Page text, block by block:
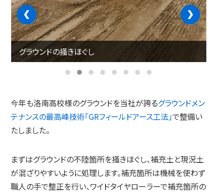
グラウンドの掻きほぐし
‹
今年も洛南高校様のグラウンドを当社が誇るグラウンドメン
テナンスの最高峰技術「GRフィールドアース工法」で整備い
たしました。
まずはグラウンドの不陸箇所を掻きほぐし、補充土と現況土
が混ざりやすいように処理します。補充箇所は機械を使わず
職人の手で整正を行い、ワイドタイヤローラーで補充箇所の